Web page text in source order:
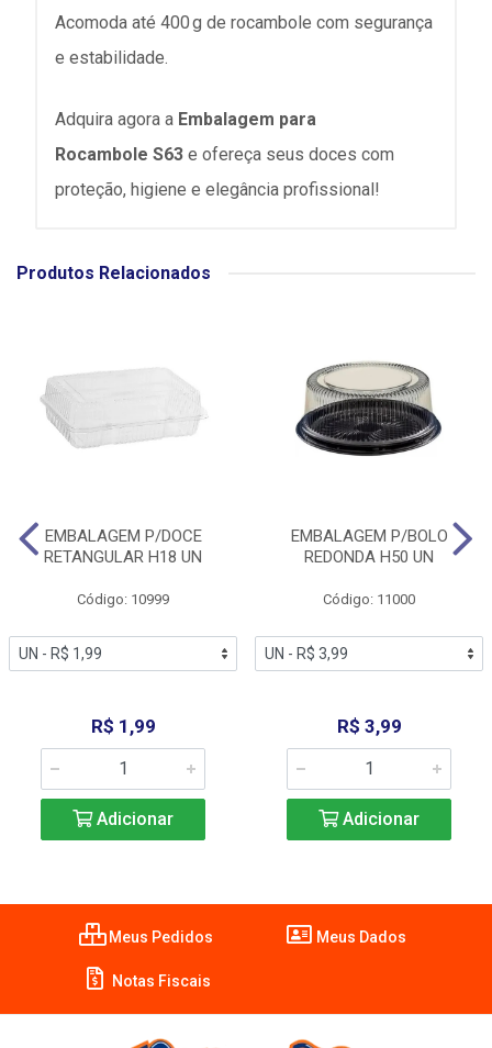
Acomoda até 400 g de rocambole com segurança
e estabilidade.
Adquira agora a Embalagem para
Rocambole S63 e ofereça seus doces com
proteção, higiene e elegância profissional!
Produtos Relacionados
EMBALAGEM P/DOCE
RETANGULAR H18 UN
Código: 10999
R$ 1,99
Adicionar
EMBALAGEM P/BOLO
REDONDA H50 UN
Código: 11000
R$ 3,99
Adicionar
Meus Pedidos Meus Dados
Notas Fiscais